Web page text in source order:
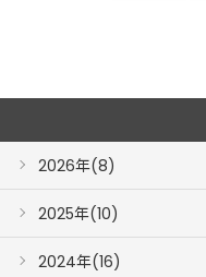
2026年(8)
2025年(10)
2024年(16)